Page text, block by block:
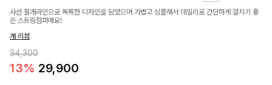
사선 절개라인으로 독특한 디자인을 담았으며 가볍고 심플해서 데일리로 간단하게 걸치기 좋
은 스트링점퍼에요!
개 리뷰
34,300
13% 29,900